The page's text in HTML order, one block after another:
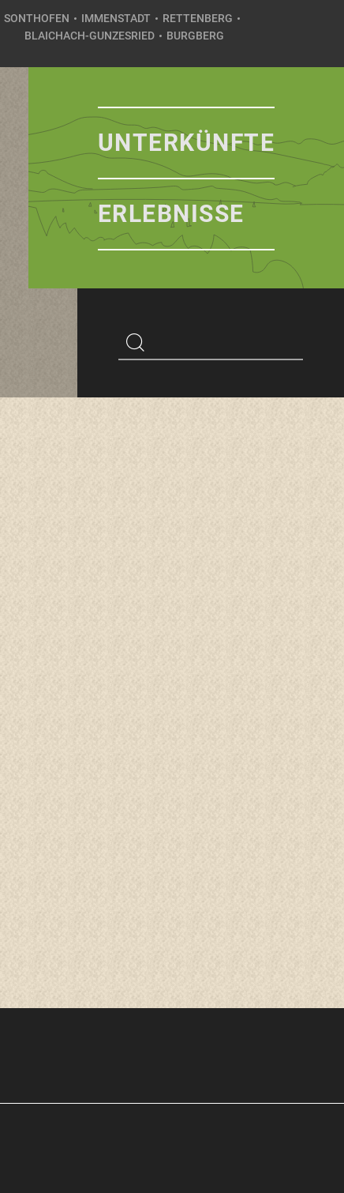
SONTHOFEN IMMENSTADT
RETTENBERG
BLAICHACH-GUNZESRIED
BURGBERG
UNTERKÜNFTE
ERLEBNISSE
Suchbegriff
Suchen